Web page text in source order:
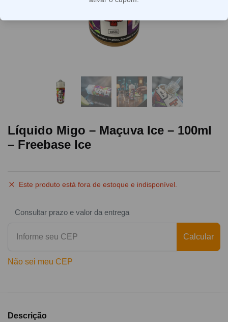
Líquido Migo – Maçuva Ice – 100ml
– Freebase Ice
Este produto está fora de estoque e indisponível.
Consultar prazo e valor da entrega
Calcular
Não sei meu CEP
Descrição